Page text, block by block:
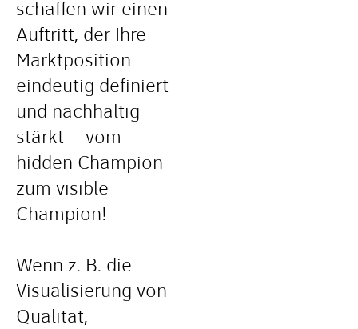
schaffen wir einen
Auftritt, der Ihre
Marktposition
eindeutig definiert
und nachhaltig
stärkt – vom
hidden Champion
zum visible
Champion!
Wenn z. B. die
Visualisierung von
Qualität,